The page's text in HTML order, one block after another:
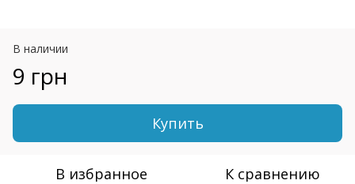
В наличии
9 грн
Купить
В избранное К сравнению